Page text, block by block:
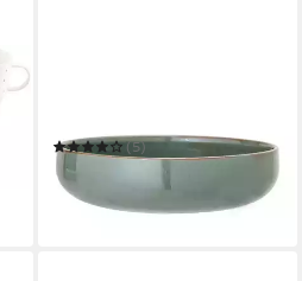
Steingut (1 Schale)
(5)
ab 22,00 €
-34%